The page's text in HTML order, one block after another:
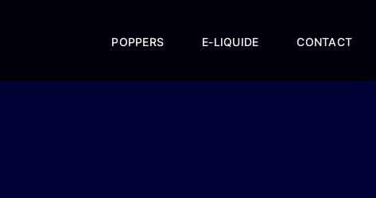
POPPERS E-LIQUIDE CONTACT